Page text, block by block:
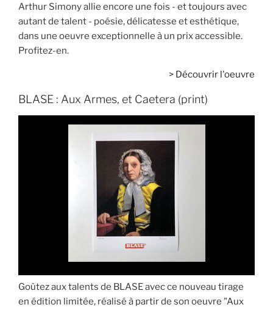
Arthur Simony allie encore une fois - et toujours avec
autant de talent - poésie, délicatesse et esthétique,
dans une oeuvre exceptionnelle à un prix accessible.
Profitez-en.
> Découvrir l'oeuvre
BLASE : Aux Armes, et Caetera (print)
Goûtez aux talents de BLASE avec ce nouveau tirage
en édition limitée, réalisé à partir de son oeuvre "Aux